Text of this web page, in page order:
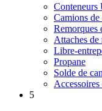
Conteneurs
Camions de
Remorques
Attaches de
Libre-
Propane
Solde de
5